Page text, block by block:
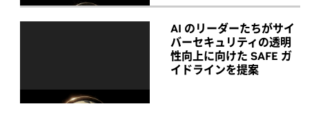
AI のリーダーたちがサイ
バーセキュリティの透明
性向上に向けた SAFE ガ
イドラインを提案